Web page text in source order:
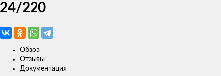
24/220
Обзор
Отзывы
Документация